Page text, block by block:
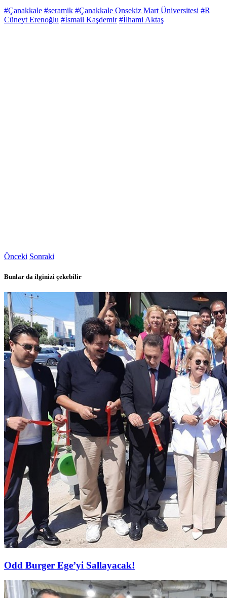
#Çanakkale #seramik #Çanakkale Onsekiz Mart Üniversitesi #R
Cüneyt Erenoğlu #İsmail Kaşdemir #İlhami Aktaş
Önceki Sonraki
Bunlar da ilginizi çekebilir
Odd Burger Ege’yi Sallayacak!